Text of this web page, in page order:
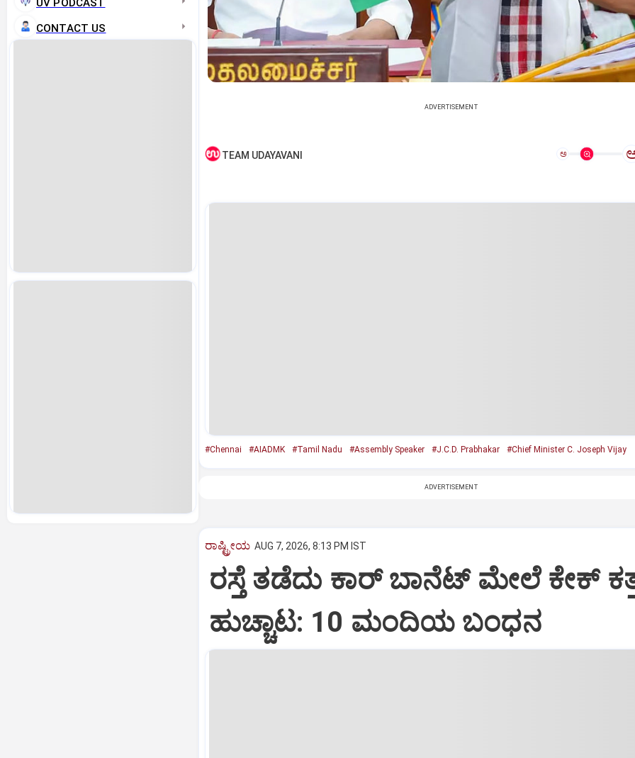
CONTACT US
ADVERTISEMENT
TEAM UDAYAVANI ಅ
#Chennai #AIADMK #Tamil Nadu #Assembly Speaker #J.C.D. Prabhakar #Chief Minister C. Joseph Vijay
ADVERTISEMENT
ರಾಷ್ಟ್ರೀಯ AUG 7, 2026, 8:13 PM IST
ರಸ್ತೆ ತಡೆದು ಕಾರ್ ಬಾನೆಟ್ ಮೇಲೆ ಕೇಕ್
ಹುಚ್ಚಾಟ: 10 ಮಂದಿಯ ಬಂಧನ